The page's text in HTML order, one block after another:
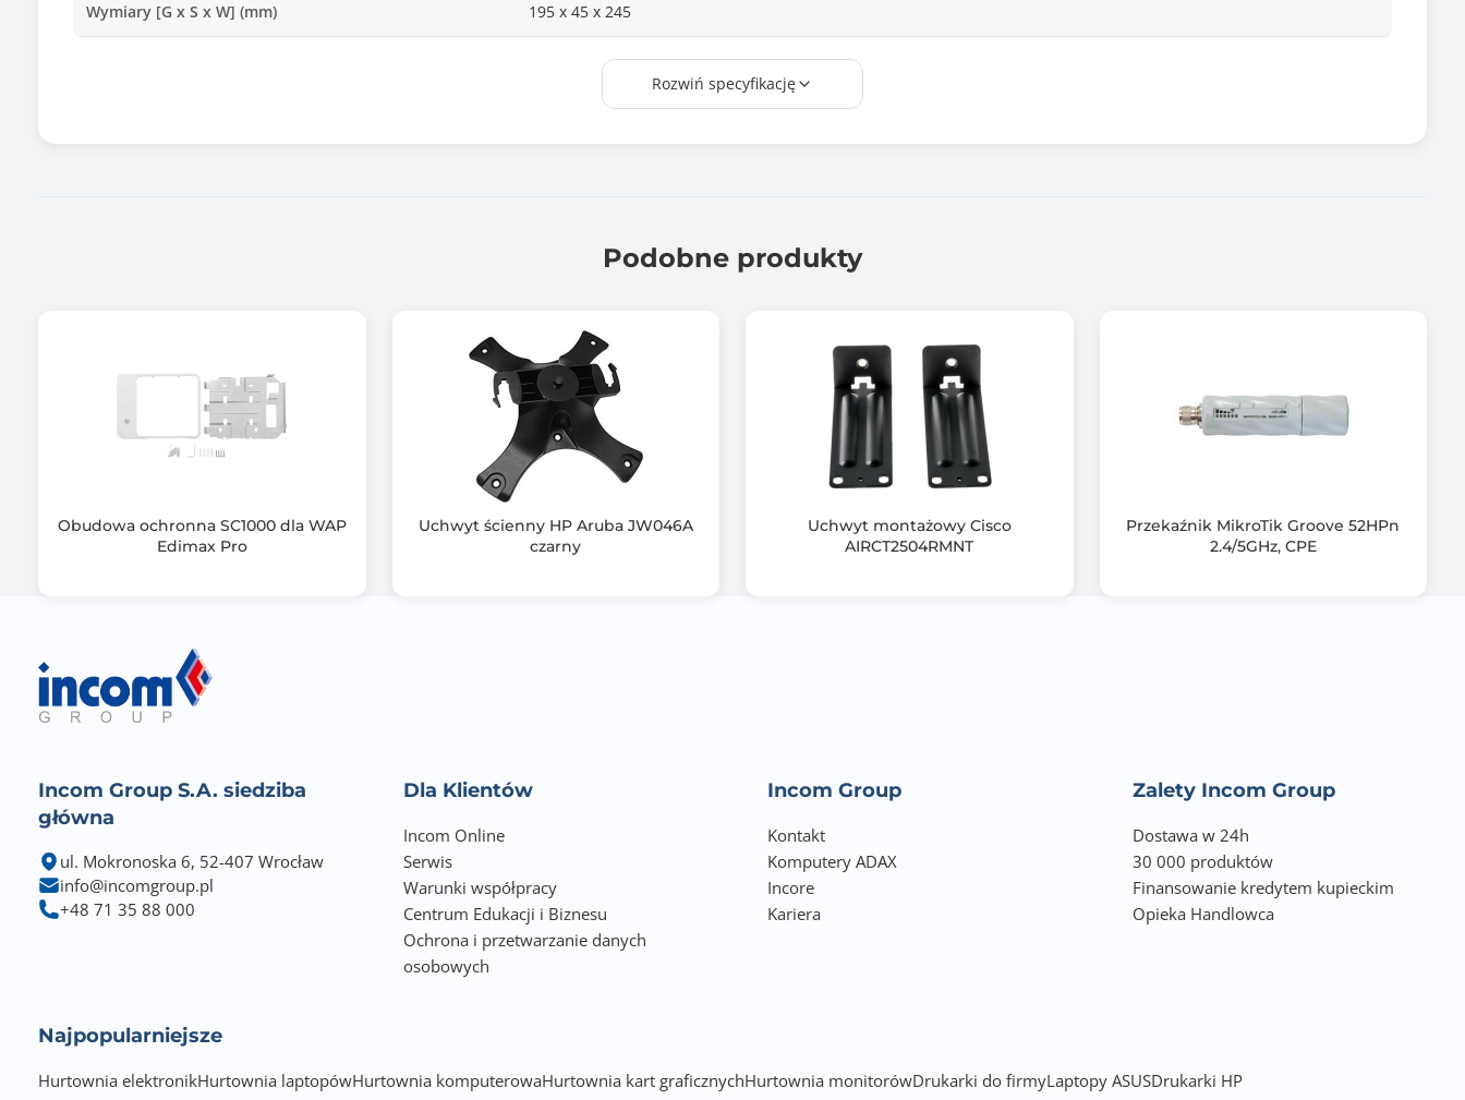
Wymiary [G x S x W] (mm) 195 x 45 x 245
Złącze anteny: 2 x SMA męski
Impedancja: 50 ?
Klasa szczelności: IP 65
Materiał: Miedź + plastik
Rozwiń specyfikację
Podobne produkty
Obudowa ochronna SC1000 dla WAP
Edimax Pro
Uchwyt ścienny HP Aruba JW046A
czarny
Uchwyt montażowy Cisco
AIRCT2504RMNT
Przekaźnik MikroTik Groove 52HPn
2.4/5GHz, CPE
Incom Group S.A. siedziba
główna
ul. Mokronoska 6, 52-407 Wrocław
info@incomgroup.pl
+48 71 35 88 000
Dla Klientów
Incom Online
Serwis
Warunki współpracy
Centrum Edukacji i Biznesu
Ochrona i przetwarzanie danych
osobowych
Incom Group
Kontakt
Komputery ADAX
Incore
Kariera
Zalety Incom Group
Dostawa w 24h
30 000 produktów
Finansowanie kredytem kupieckim
Opieka Handlowca
Najpopularniejsze
Hurtownia elektronikHurtownia laptopówHurtownia komputerowaHurtownia kart graficznychHurtownia monitorówDrukarki do firmyLaptopy ASUSDrukarki HP